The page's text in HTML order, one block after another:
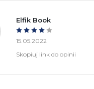
Elfik Book
15.05.2022
Skopiuj link do opinii